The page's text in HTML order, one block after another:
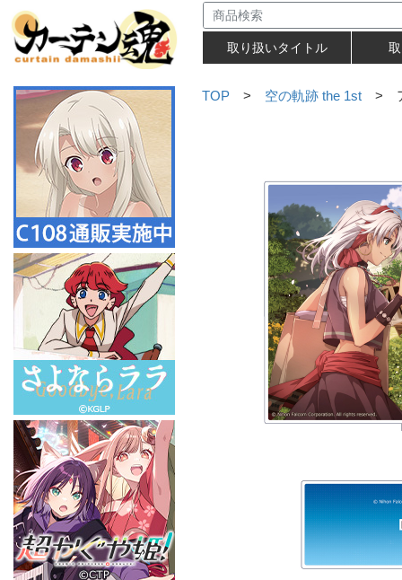
取り扱いタイトル
TOP > 空の軌跡 the 1st > ア